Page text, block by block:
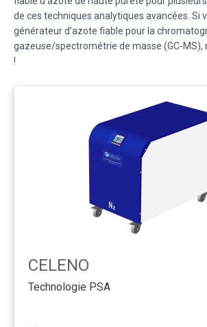
de ces techniques analytiques avancées. Si
générateur d’azote fiable pour la
gazeuse/spectrométrie de masse (GC-MS),
!
CELENO
Technologie PSA